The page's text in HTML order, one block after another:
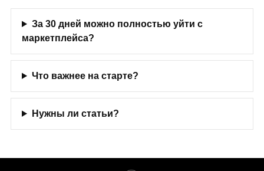
За 30 дней можно полностью уйти с
маркетплейса?
Что важнее на старте?
Нужны ли статьи?